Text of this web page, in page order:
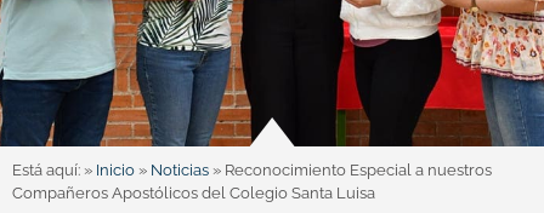
Está aquí: » Inicio » Noticias » Reconocimiento Especial a nuestros
Compañeros Apostólicos del Colegio Santa Luisa